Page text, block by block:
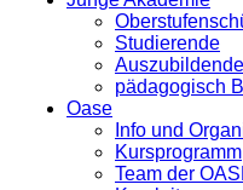
Studierende
Auszubildende
pädagogisch
Oase
Info und
Kursprogramm
Team der